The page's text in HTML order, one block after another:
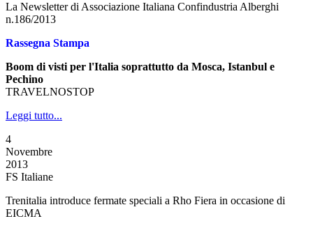
La Newsletter di Associazione Italiana Confindustria Alberghi
n.186/2013
Rassegna Stampa
Boom di visti per l'Italia soprattutto da Mosca, Istanbul e
Pechino
TRAVELNOSTOP
Leggi tutto...
4
Novembre
2013
FS Italiane
Trenitalia introduce fermate speciali a Rho Fiera in occasione di
EICMA